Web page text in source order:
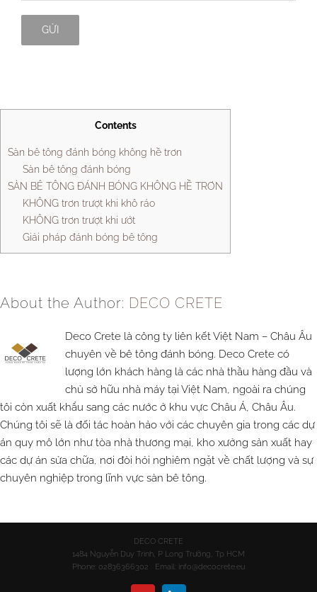
Contents
Sàn bê tông đánh bóng không hề trơn
Sàn bê tông đánh bóng
SÀN BÊ TÔNG ĐÁNH BÓNG KHÔNG HỀ TRƠN
KHÔNG trơn trượt khi khô ráo
KHÔNG trơn trượt khi ướt
Giải pháp đánh bóng bê tông
About the Author: DECO CRETE
Deco Crete là công ty liên kết Việt Nam – Châu Âu
chuyên về bê tông đánh bóng. Deco Crete có
lượng lớn khách hàng là các nhà thầu hàng đầu và
chủ sở hữu nhà máy tại Việt Nam, ngoài ra chúng
tôi còn xuất khẩu sang các nước ở khu vực Châu Á, Châu Âu.
Chúng tôi sẽ là đối tác hoàn hảo với các chuyên gia trong các dự
án quy mô lớn như tòa nhà thương mại, kho xưởng sản xuất hay
các dự án sửa chữa, nơi đòi hỏi nghiêm ngặt về chất lượng và sự
chuyên nghiệp trong lĩnh vực sàn bê tông.
DECO CRETE
1484 Nguyễn Duy Trinh, P Long Trường, Tp HCM
Phone: 02836366302 Email: info@decocrete.eu